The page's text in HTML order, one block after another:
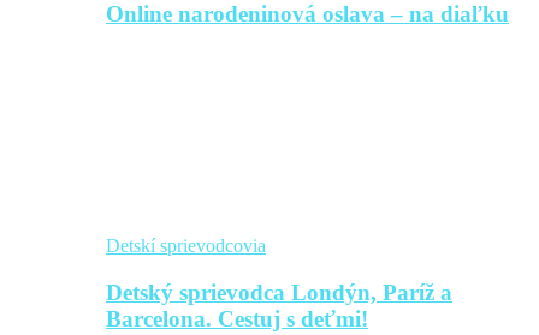
Online narodeninová oslava – na diaľku
Detskí sprievodcovia
Detský sprievodca Londýn, Paríž a
Barcelona. Cestuj s deťmi!